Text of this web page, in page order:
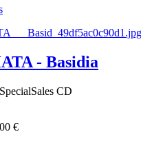
- Basidia
CD
€